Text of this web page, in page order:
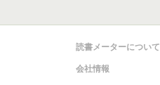
読書メーターについて
会社情報